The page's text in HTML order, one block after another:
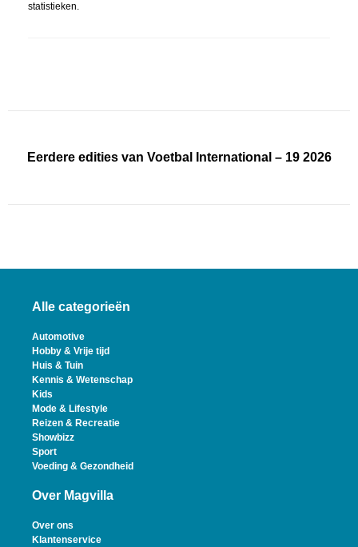
statistieken.
Eerdere edities van Voetbal International – 19 2026
Alle categorieën
Automotive
Hobby & Vrije tijd
Huis & Tuin
Kennis & Wetenschap
Kids
Mode & Lifestyle
Reizen & Recreatie
Showbizz
Sport
Voeding & Gezondheid
Over Magvilla
Over ons
Klantenservice